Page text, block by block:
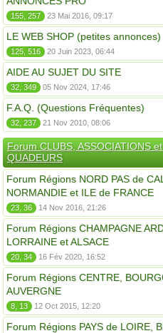
155, 257 23 Mai 2016, 09:17
LE WEB SHOP (petites annonces)
125, 516 20 Juin 2023, 06:44
AIDE AU SUJET DU SITE
32, 349 05 Nov 2024, 17:46
F.A.Q. (Questions Fréquentes)
32, 237 21 Nov 2010, 08:06
Forum CLUBS, ASSOCIATIONS
QUADEURS
Forum Régions NORD PAS de
NORMANDIE et ILE de FRANCE
23, 36 14 Nov 2016, 21:26
Forum Régions CHAMPAGNE
LORRAINE et ALSACE
20, 34 16 Fév 2020, 16:52
Forum Régions CENTRE,
AUVERGNE
8, 13 12 Oct 2015, 12:20
Forum Régions PAYS de LOIRE,